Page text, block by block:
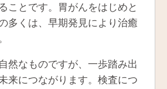
ことです。胃がんをはじめと
多くは、早期発見により治癒
然なものですが、一歩踏み出
来につながります。検査につ